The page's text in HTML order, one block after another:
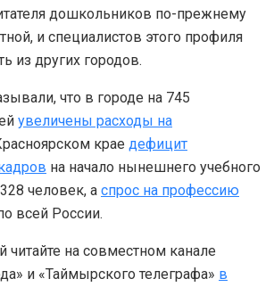
дошкольников по-прежнему
и специалистов этого профиля
из других городов.
что в городе на 745
увеличены расходы на
крае дефицит
на начало нынешнего учебного
человек, а спрос на профессию
всей России.
читайте на совместном канале
и «Таймырского телеграфа» в